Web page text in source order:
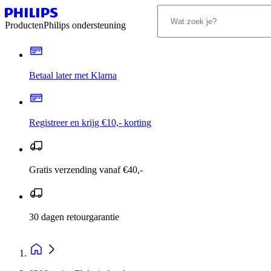
ProductenPhilips ondersteuning
Betaal later met Klarna
Registreer en krijg €10,- korting
Gratis verzending vanaf €40,-
30 dagen retourgarantie